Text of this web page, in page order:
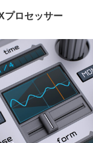
プロセッサー